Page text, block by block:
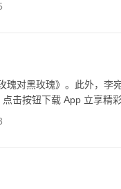
瑰对黑玫瑰》。此外，李
击按钮下载 App 立享精彩